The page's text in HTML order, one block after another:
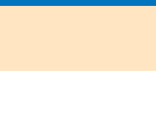
Skip
main